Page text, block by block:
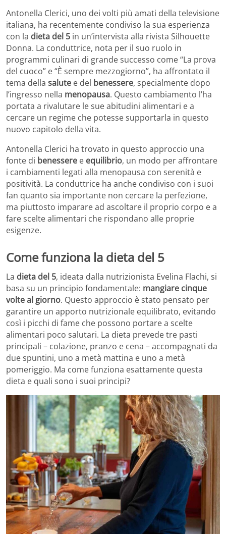
Antonella Clerici, uno dei volti più amati della televisione
italiana, ha recentemente condiviso la sua esperienza
con la dieta del 5 in un’intervista alla rivista Silhouette
Donna. La conduttrice, nota per il suo ruolo in
programmi culinari di grande successo come “La prova
del cuoco” e “È sempre mezzogiorno”, ha affrontato il
tema della salute e del benessere, specialmente dopo
l’ingresso nella menopausa. Questo cambiamento l’ha
portata a rivalutare le sue abitudini alimentari e a
cercare un regime che potesse supportarla in questo
nuovo capitolo della vita.
Antonella Clerici ha trovato in questo approccio una
fonte di benessere e equilibrio, un modo per affrontare
i cambiamenti legati alla menopausa con serenità e
positività. La conduttrice ha anche condiviso con i suoi
fan quanto sia importante non cercare la perfezione,
ma piuttosto imparare ad ascoltare il proprio corpo e a
fare scelte alimentari che rispondano alle proprie
esigenze.
Come funziona la dieta del 5
La dieta del 5, ideata dalla nutrizionista Evelina Flachi, si
basa su un principio fondamentale: mangiare cinque
volte al giorno. Questo approccio è stato pensato per
garantire un apporto nutrizionale equilibrato, evitando
così i picchi di fame che possono portare a scelte
alimentari poco salutari. La dieta prevede tre pasti
principali – colazione, pranzo e cena – accompagnati da
due spuntini, uno a metà mattina e uno a metà
pomeriggio. Ma come funziona esattamente questa
dieta e quali sono i suoi principi?